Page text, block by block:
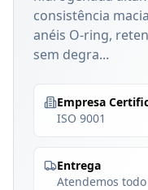
consistência
anéis O-ring,
sem degra...
Empresa
ISO 9001
Entrega
Atendemos